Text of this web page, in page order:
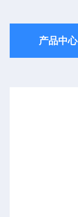
产品中心